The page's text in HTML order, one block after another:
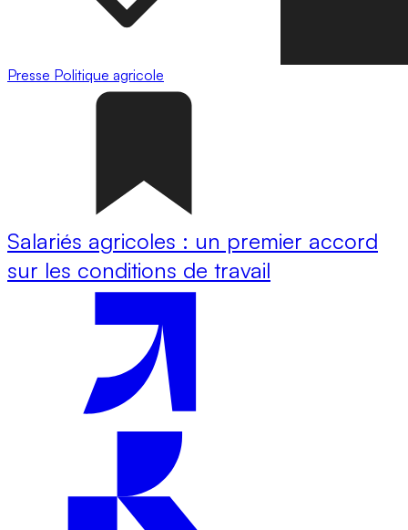
Presse Politique agricole
Salariés agricoles : un premier accord
sur les conditions de travail